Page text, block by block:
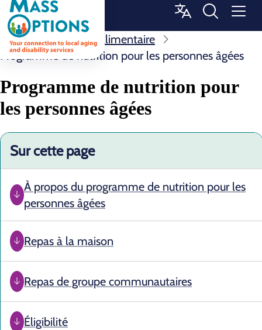
Ressources
Aide alimentaire
Programme de nutrition pour les personnes âgées
Programme de nutrition pour
les personnes âgées
Sur cette page
À propos du programme de nutrition pour les
personnes âgées
Repas à la maison
Repas de groupe communautaires
Éligibilité